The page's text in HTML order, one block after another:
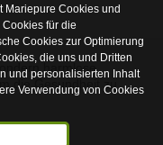
harmlose
die Gesundheit zu
Mariepure Cookies und
für die
Cookies zur Optimierung
die uns und Dritten
und personalisierten Inhalt
Verwendung von Cookies